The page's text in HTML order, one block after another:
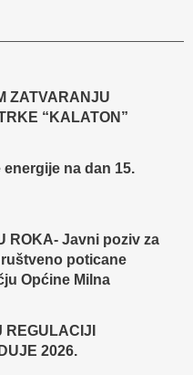
ZATVARANJU
“KALATON”
na dan 15.
ROKA- Javni poziv za
poticane
Općine Milna
REGULACIJI
2026.